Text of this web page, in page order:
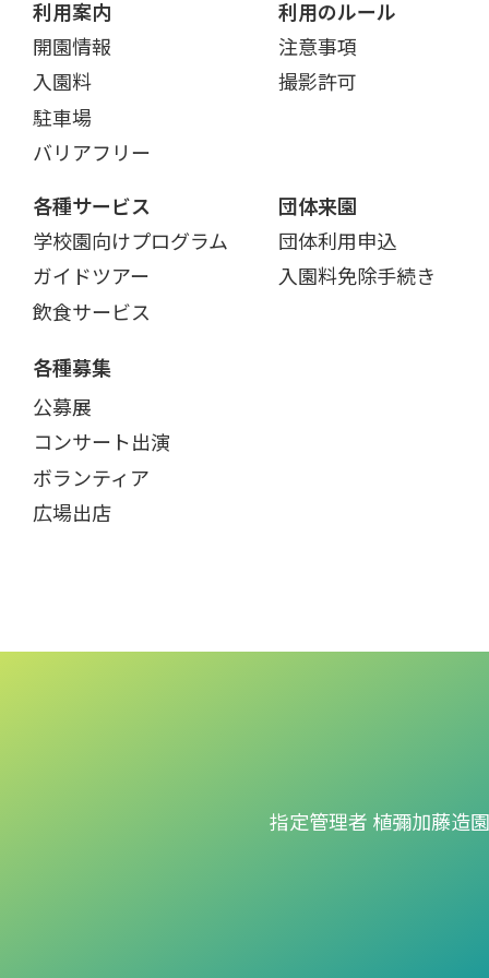
利用案内
開園情報
入園料
駐車場
バリアフリー
利用のルール
注意事項
撮影許可
各種サービス
学校園向けプログラム
ガイドツアー
飲食サービス
団体来園
団体利用申込
入園料免除手続き
各種募集
公募展
コンサート出演
ボランティア
広場出店
指定管理者 植彌加藤造園